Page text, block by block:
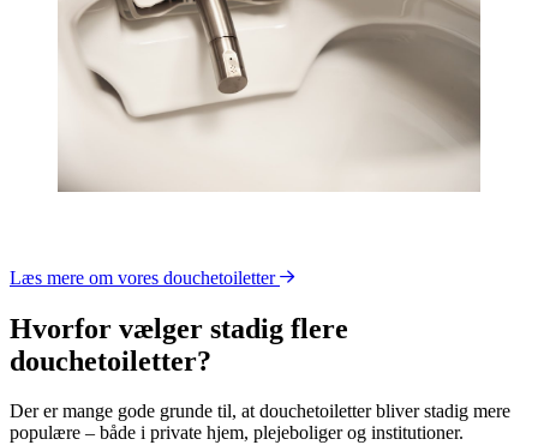
Læs mere om vores douchetoiletter
Hvorfor vælger stadig flere
douchetoiletter?
Der er mange gode grunde til, at douchetoiletter bliver stadig mere
populære – både i private hjem, plejeboliger og institutioner.